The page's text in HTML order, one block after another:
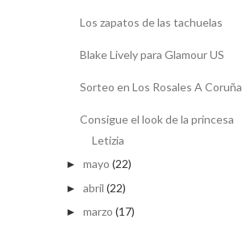
Los zapatos de las tachuelas
Blake Lively para Glamour US
Sorteo en Los Rosales A Coruña
Consigue el look de la princesa
Letizia
► mayo (22)
► abril (22)
► marzo (17)